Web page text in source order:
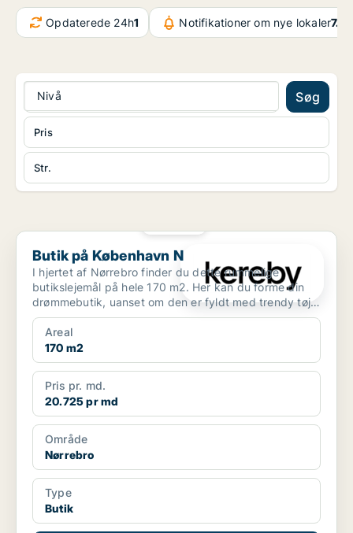
Opdaterede 24h1 Notifikationer om nye lokaler
Nivå Søg
Str.
Pris
Butik på København N
Butik på København N
I hjertet af Nørrebro finder du dette rummelige
butikslejemål på hele 170 m2. Her kan du forme din
drømmebutik, uanset om den er fyldt med trendy tøj,
charme...
Areal
170 m2
Pris pr. md.
20.725 pr md
Område
Nørrebro
Type
Butik